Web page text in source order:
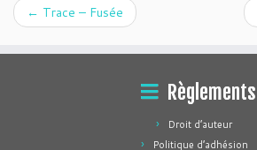
← Trace – Fusée
Règlements
Droit d’auteur
Politique d’adhésion